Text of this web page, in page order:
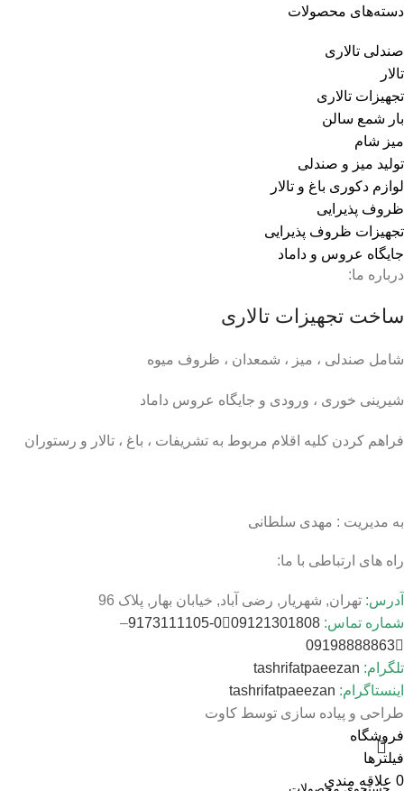
دسته‌های محصولات
صندلی تالاری
تالار
تجهیزات تالاری
بار شمع سالن
میز شام
تولید میز و صندلی
لوازم دکوری باغ و تالار
ظروف پذیرایی
تجهیزات ظروف پذیرایی
جایگاه عروس و داماد
درباره ما:
ساخت تجهیزات تالاری
شامل صندلی ، میز ، شمعدان ، ظروف میوه
شیرینی خوری ، ورودی و جایگاه عروس داماد
فراهم کردن کلیه اقلام مربوط به تشریفات ، باغ ، تالار و رستوران
به مدیریت : مهدی سلطانی
راه های ارتباطی با ما:
آدرس: تهران, شهریار, رضی آباد, خیابان بهار, پلاک 96
شماره تماس: 09121301808
0-9173111105
–
09198888863
تلگرام: tashrifatpaeezan
اینستاگرام: tashrifatpaeezan
طراحی و پیاده سازی توسط کاوت
فروشگاه
فیلترها
0 علاقه مندی